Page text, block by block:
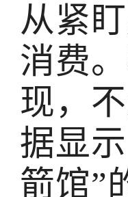
从紧
消费
现，
据显
箭馆”